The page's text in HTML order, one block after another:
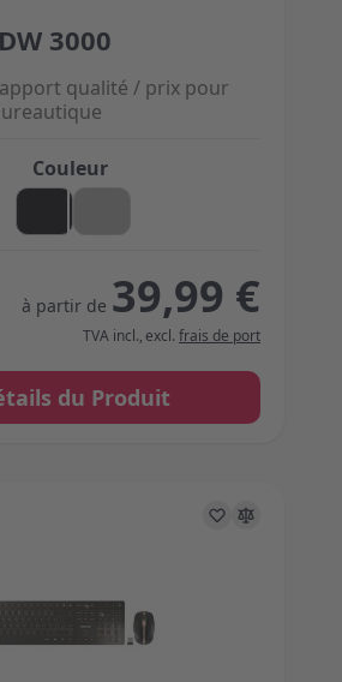
Couleur
qualité / prix pour
on the options chosen on the
3000
à partir de 39,99 €
TVA incl., excl. frais de port
du Produit